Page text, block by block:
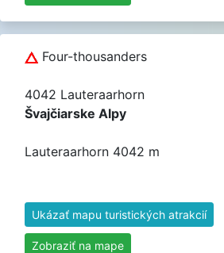
Four-thousanders
4042 Lauteraarhorn
Švajčiarske Alpy
Lauteraarhorn 4042 m
Ukázať mapu turistických atrakcií
Zobraziť na mape